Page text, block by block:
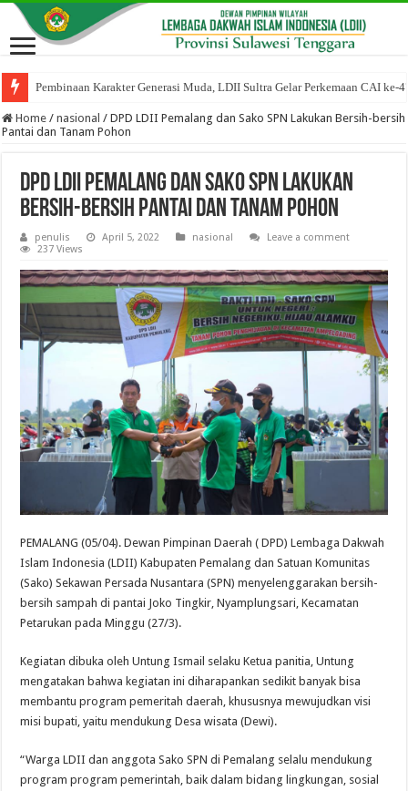
Pembinaan Karakter Generasi Muda, LDII Sultra Gelar Perkemaan CAI ke-
Home / nasional / DPD LDII Pemalang dan Sako SPN Lakukan Bersih-bersih
Pantai dan Tanam Pohon
DPD LDII Pemalang dan Sako SPN Lakukan
Bersih-bersih Pantai dan Tanam Pohon
penulis April 5, 2022 nasional
Leave a comment
237 Views
PEMALANG (05/04). Dewan Pimpinan Daerah ( DPD) Lembaga Dakwah
Islam Indonesia (LDII) Kabupaten Pemalang dan Satuan Komunitas
(Sako) Sekawan Persada Nusantara (SPN) menyelenggarakan bersih-
bersih sampah di pantai Joko Tingkir, Nyamplungsari, Kecamatan
Petarukan pada Minggu (27/3).
Kegiatan dibuka oleh Untung Ismail selaku Ketua panitia, Untung
mengatakan bahwa kegiatan ini diharapankan sedikit banyak bisa
membantu program pemeritah daerah, khususnya mewujudkan visi
misi bupati, yaitu mendukung Desa wisata (Dewi).
“Warga LDII dan anggota Sako SPN di Pemalang selalu mendukung
program program pemerintah, baik dalam bidang lingkungan, sosial